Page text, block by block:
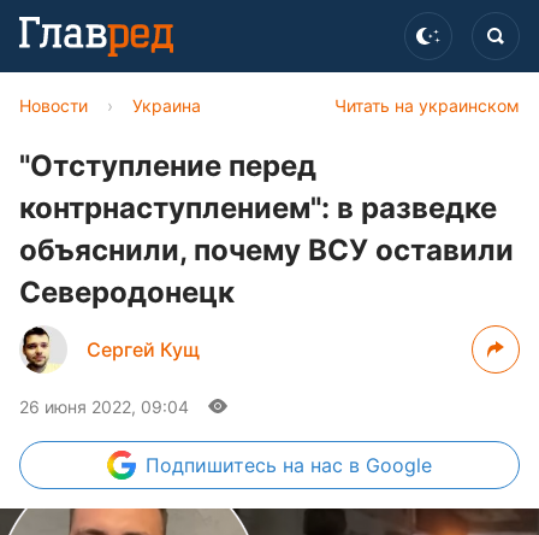
Читать на украинском
Новости › Украина
"Отступление перед
контрнаступлением": в разведке
объяснили, почему ВСУ оставили
Северодонецк
Сергей Кущ
26 июня 2022, 09:04
Подпишитесь на нас в Google